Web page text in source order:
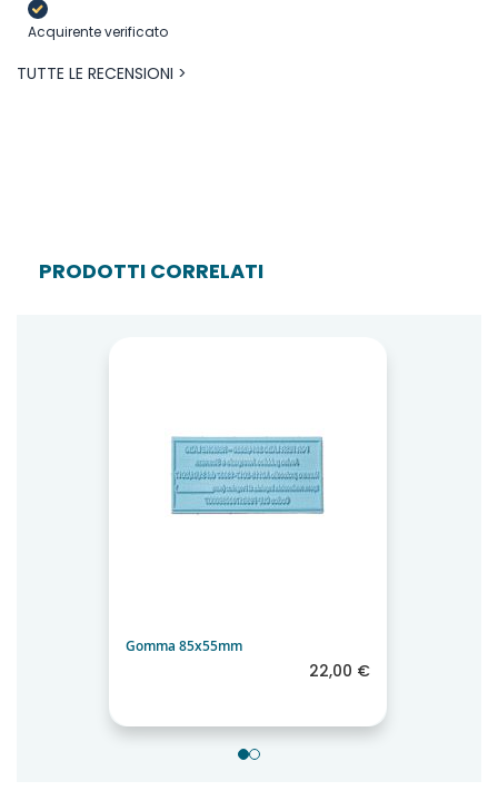
Acquirente verificato
TUTTE LE RECENSIONI >
PRODOTTI CORRELATI
Gomma 85x55mm
22,00 €